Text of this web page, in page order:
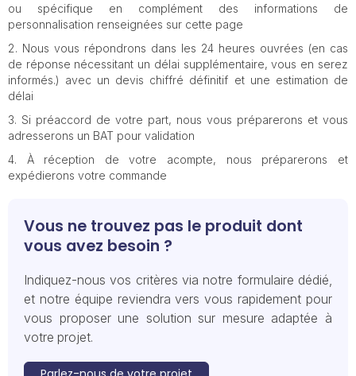
ou spécifique en complément des informations de
personnalisation renseignées sur cette page
Nous vous répondrons dans les 24 heures ouvrées (en cas
de réponse nécessitant un délai supplémentaire, vous en serez
informés.) avec un devis chiffré définitif et une estimation de
délai
Si préaccord de votre part, nous vous préparerons et vous
adresserons un BAT pour validation
À réception de votre acompte, nous préparerons et
expédierons votre commande
Vous ne trouvez pas le produit dont
vous avez besoin ?
Indiquez-nous vos critères via notre formulaire dédié,
et notre équipe reviendra vers vous rapidement pour
vous proposer une solution sur mesure adaptée à
votre projet.